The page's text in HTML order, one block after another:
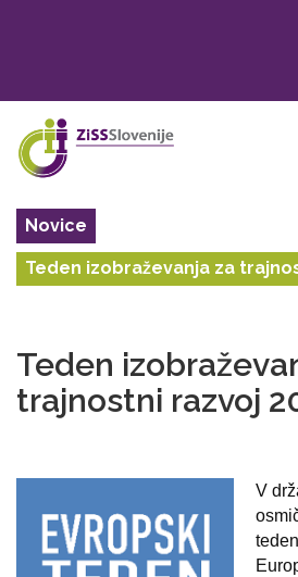
Novice
Teden izobraževanja za
Teden
trajnostni razvoj
V